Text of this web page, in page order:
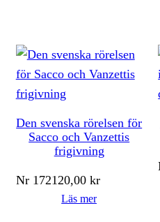
Den svenska rörelsen för
Sacco och Vanzettis
frigivning
Nr 172120,00 kr
Läs mer